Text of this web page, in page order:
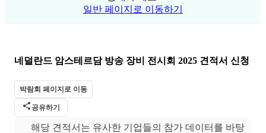
일반 페이지로 이동하기
네덜란드 암스테르담 방송 장비 전시회 2025 견적서 신청
박람회 페이지로 이동
공유하기
해당 견적서는 유사한 기업들의 참가 데이터를 바탕